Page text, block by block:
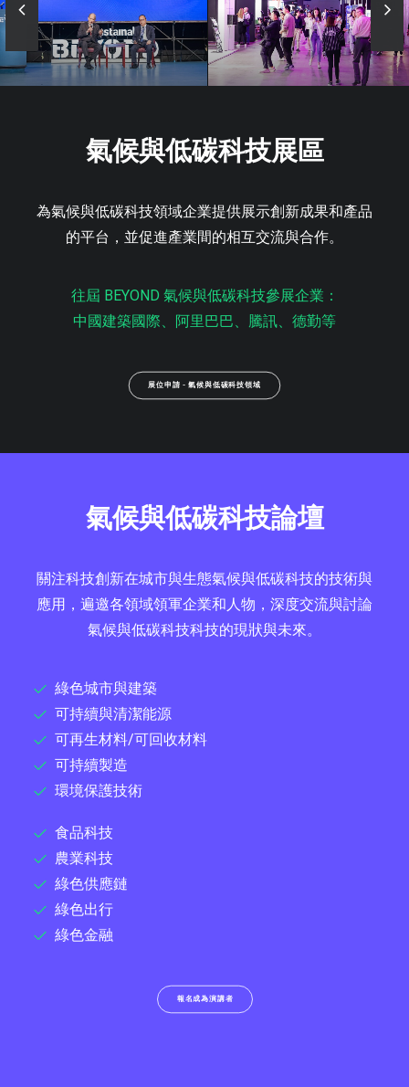
氣候與低碳科技展區
為氣候與低碳科技領域企業提供展示創新成果和產品
的平台，並促進產業間的相互交流與合作。
往屆 BEYOND 氣候與低碳科技參展企業：
中國建築國際、阿里巴巴、騰訊、德勤等
展位申請 - 氣候與低碳科技領域
氣候與低碳科技論壇
關注科技創新在城市與生態氣候與低碳科技的技術與
應用，遍邀各領域領軍企業和人物，深度交流與討論
氣候與低碳科技科技的現狀與未來。
綠色城市與建築
可持續與清潔能源
可再生材料/可回收材料
可持續製造
環境保護技術
食品科技
農業科技
綠色供應鏈
綠色出行
綠色金融
報名成為演講者